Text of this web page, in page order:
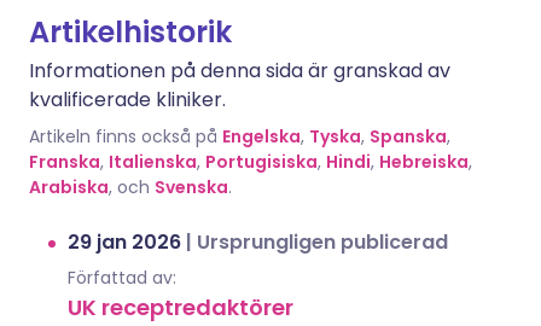
Artikelhistorik
Informationen på denna sida är granskad av
kvalificerade kliniker.
Artikeln finns också på Engelska, Tyska, Spanska,
Franska, Italienska, Portugisiska, Hindi, Hebreiska,
Arabiska, och Svenska.
29 jan 2026 | Ursprungligen publicerad
Författad av:
UK receptredaktörer